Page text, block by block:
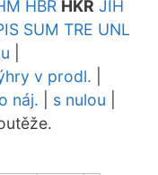
HBR HKR JIH
SUM TRE UNL
v prodl.
náj. s nulou